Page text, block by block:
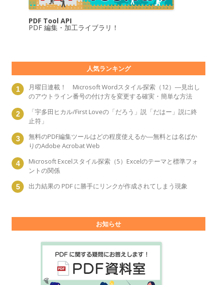
PDF Tool API
PDF 編集・加工ライブラリ！
人気ランキング
月曜日連載！ Microsoft Wordスタイル探索（12）―見出し
のアウトライン番号の付け方を変更する確実・簡単な方法
「宇多田ヒカル/First Loveの「だろう」説「だはー」説に終
止符」
無料のPDF編集ツールはどの程度使えるか―無料とは名ばか
りのAdobe Acrobat Web
Microsoft Excelスタイル探索（5）Excelのテーマと標準フォ
ントの関係
出力結果の PDF に勝手にリンクが作成されてしまう現象
お知らせ